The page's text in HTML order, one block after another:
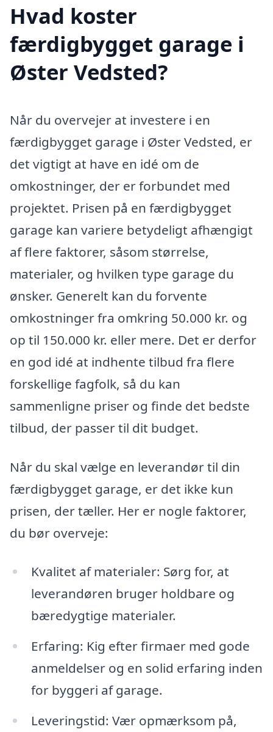
Hvad koster
færdigbygget garage i
Øster Vedsted?
Når du overvejer at investere i en
færdigbygget garage i Øster Vedsted, er
det vigtigt at have en idé om de
omkostninger, der er forbundet med
projektet. Prisen på en færdigbygget
garage kan variere betydeligt afhængigt
af flere faktorer, såsom størrelse,
materialer, og hvilken type garage du
ønsker. Generelt kan du forvente
omkostninger fra omkring 50.000 kr. og
op til 150.000 kr. eller mere. Det er derfor
en god idé at indhente tilbud fra flere
forskellige fagfolk, så du kan
sammenligne priser og finde det bedste
tilbud, der passer til dit budget.
Når du skal vælge en leverandør til din
færdigbygget garage, er det ikke kun
prisen, der tæller. Her er nogle faktorer,
du bør overveje:
Kvalitet af materialer: Sørg for, at
leverandøren bruger holdbare og
bæredygtige materialer.
Erfaring: Kig efter firmaer med gode
anmeldelser og en solid erfaring inden
for byggeri af garage.
Leveringstid: Vær opmærksom på,